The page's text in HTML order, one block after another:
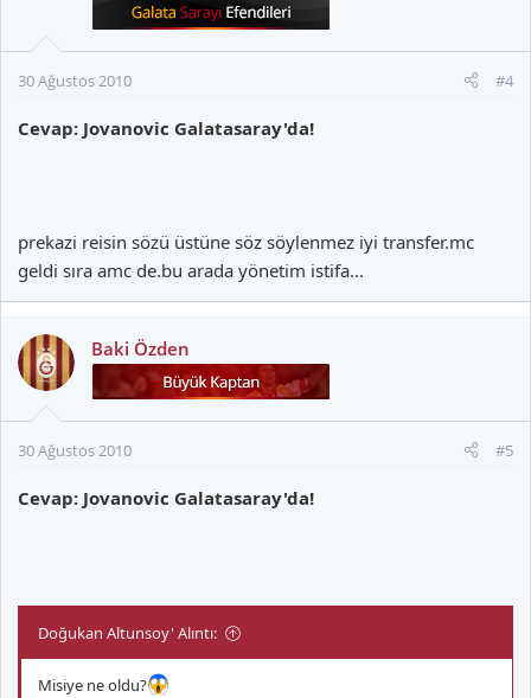
30 Ağustos 2010 #4
Cevap: Jovanovic Galatasaray'da!
prekazi reisin sözü üstüne söz söylenmez iyi transfer.mc
geldi sıra amc de.bu arada yönetim istifa...
Baki Özden
30 Ağustos 2010 #5
Cevap: Jovanovic Galatasaray'da!
Doğukan Altunsoy' Alıntı:
Misiye ne oldu?